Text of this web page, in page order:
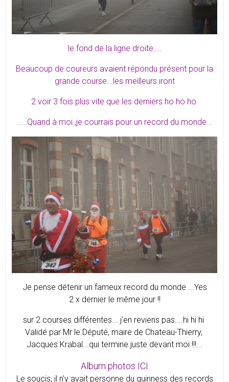
le fond de la ligne droite....
Beaucoup de coureurs avaient répondu présent pour la
grande course...les meilleurs iront
2 voir 3 fois plus vite que les derniers ho ho ho
.....Quand à moi ,je courrais pour un record du monde...
Je pense détenir un fameux record du monde ...Yes
2 x dernier le même jour !!
sur 2 courses différentes... j'en reviens pas....hi hi hi
Validé par Mr le Député, maire de Chateau-Thierry,
Jacques Krabal...qui termine juste devant moi !!!...
Album photos ICI
Le soucis, il n'y avait personne du guinness des records